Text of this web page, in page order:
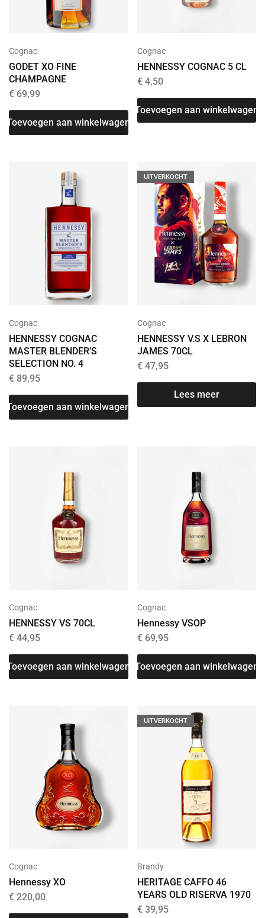
Cognac
GODET XO FINE
CHAMPAGNE
€ 69,99
Toevoegen aan winkelwagen
Cognac
HENNESSY COGNAC 5 CL
€4,50
Toevoegen aan winkelwagen
Cognac
HENNESSY COGNAC
MASTER BLENDER’S
SELECTION NO. 4
€ 89,95
Toevoegen aan winkelwagen
UITVERKOCHT
Cognac
HENNESSY V.S X LEBRON
JAMES 70CL
€47,95
Lees meer
Cognac
HENNESSY VS 70CL
€ 44,95
Toevoegen aan winkelwagen
Cognac
Hennessy VSOP
€69,95
Toevoegen aan winkelwagen
Cognac
Hennessy XO
€ 220,00
UITVERKOCHT
Brandy
HERITAGE CAFFO 46
YEARS OLD RISERVA 1970
€39,95